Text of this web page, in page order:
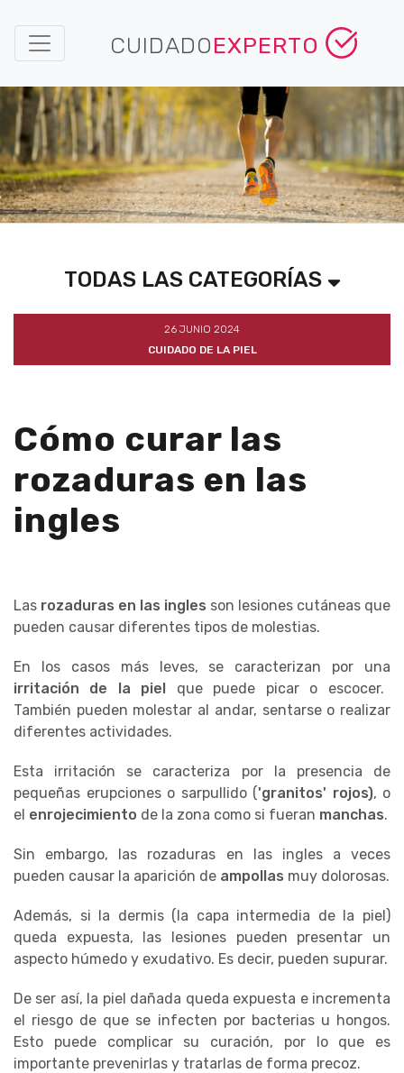
CUIDADOEXPERTO
TODAS LAS CATEGORÍAS
26 JUNIO 2024
CUIDADO DE LA PIEL
Cómo curar las
rozaduras en las
ingles
Las rozaduras en las ingles son lesiones cutáneas que
pueden causar diferentes tipos de molestias.
En los casos más leves, se caracterizan por una
irritación de la piel que puede picar o escocer.
También pueden molestar al andar, sentarse o realizar
diferentes actividades.
Esta irritación se caracteriza por la presencia de
pequeñas erupciones o sarpullido ('granitos' rojos), o
el enrojecimiento de la zona como si fueran manchas.
Sin embargo, las rozaduras en las ingles a veces
pueden causar la aparición de ampollas muy dolorosas.
Además, si la dermis (la capa intermedia de la piel)
queda expuesta, las lesiones pueden presentar un
aspecto húmedo y exudativo. Es decir, pueden supurar.
De ser así, la piel dañada queda expuesta e incrementa
el riesgo de que se infecten por bacterias u hongos.
Esto puede complicar su curación, por lo que es
importante prevenirlas y tratarlas de forma precoz.